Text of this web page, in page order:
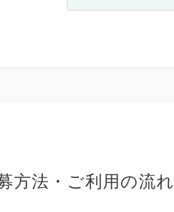
方法・ご利用の流れ